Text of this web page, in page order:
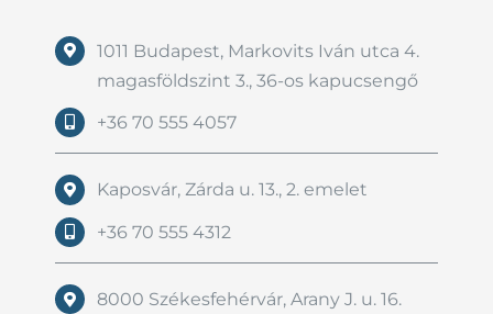
1011 Budapest, Markovits Iván utca 4.
magasföldszint 3., 36-os kapucsengő
+36 70 555 4057
Kaposvár, Zárda u. 13., 2. emelet
+36 70 555 4312
8000 Székesfehérvár, Arany J. u. 16.